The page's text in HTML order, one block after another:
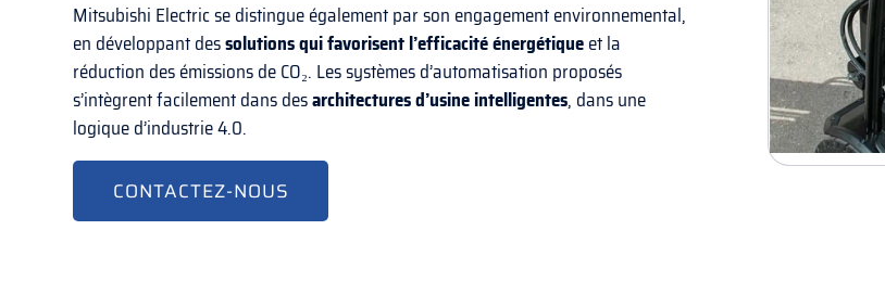
Mitsubishi Electric se distingue également par son engagement environnemental,
en développant dessolutions qui favorisent l’efficacité énergétiqueet la
réduction des émissions de CO₂. Les systèmes d’automatisation proposés
s’intègrent facilement dans desarchitectures d’usine intelligentes, dans une
logique d’industrie 4.0.
CONTACTEZ-NOUS